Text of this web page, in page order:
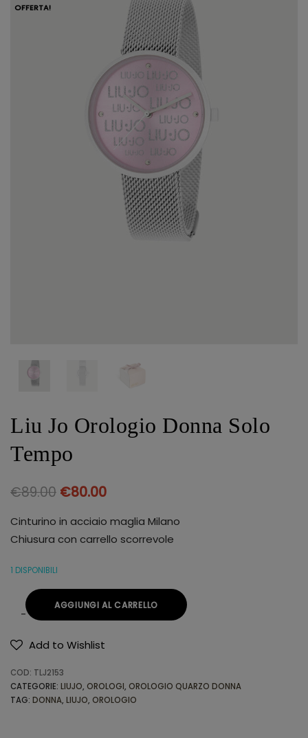
OFFERTA!
Liu Jo Orologio Donna Solo
Tempo
€89.00 €80.00
Cinturino in acciaio maglia Milano
Chiusura con carrello scorrevole
1 DISPONIBILI
AGGIUNGI AL CARRELLO
Add to Wishlist
COD: TLJ2153
CATEGORIE: LIUJO, OROLOGI, OROLOGIO QUARZO DONNA
TAG: DONNA, LIUJO, OROLOGIO